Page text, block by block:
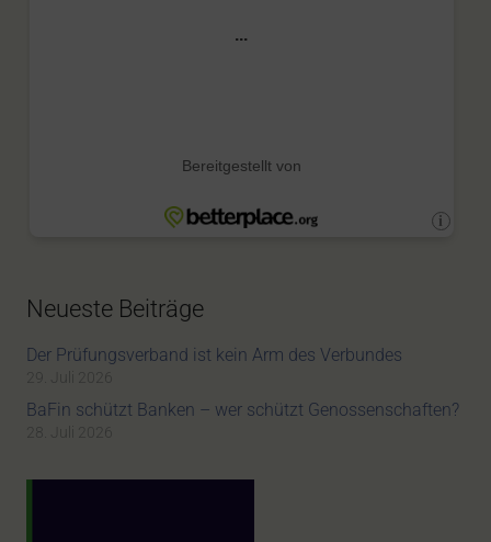
Neueste Beiträge
Der Prüfungsverband ist kein Arm des Verbundes
29. Juli 2026
BaFin schützt Banken – wer schützt Genossenschaften?
28. Juli 2026